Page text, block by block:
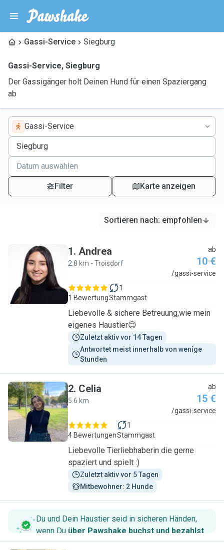
Gassi-Service Siegburg
Gassi-Service, Siegburg
Der Gassigänger holt Deinen Hund für einen Spaziergang
ab
Gassi-Service
Filter Karte anzeigen
Sortieren nach: empfohlen
A
1. Andrea
2.8 km - Troisdorf
ab
10 €
/gassi-service
1 Bewertung
1
Stammgast
Liebevolle & sichere Betreuung,wie mein
eigenes Haustier😊
Zuletzt aktiv vor 14 Tagen
Antwortet meist innerhalb von wenige
Stunden
C
2. Celia
5.6 km
ab
15 €
/gassi-service
4 Bewertungen
1
Stammgast
Liebevolle Tierliebhaberin die gerne
spaziert und spielt :)
Zuletzt aktiv vor 5 Tagen
Mitbewohner: 2 Hunde
Du und Dein Haustier seid in sicheren Händen,
wenn Du über Pawshake buchst und bezahlst.